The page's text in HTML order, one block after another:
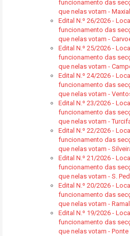
funcionamento das
que nelas votam -
Edital N.º 26/2026 -
funcionamento das
que nelas votam -
Edital N.º 25/2026 -
funcionamento das
que nelas votam -
Edital N.º 24/2026 -
funcionamento das
que nelas votam -
Edital N.º 23/2026 -
funcionamento das
que nelas votam -
Edital N.º 22/2026 -
funcionamento das
que nelas votam -
Edital N.º 21/2026 -
funcionamento das
que nelas votam - S.
Edital N.º 20/2026 -
funcionamento das
que nelas votam -
Edital N.º 19/2026 -
funcionamento das
que nelas votam - Ponte